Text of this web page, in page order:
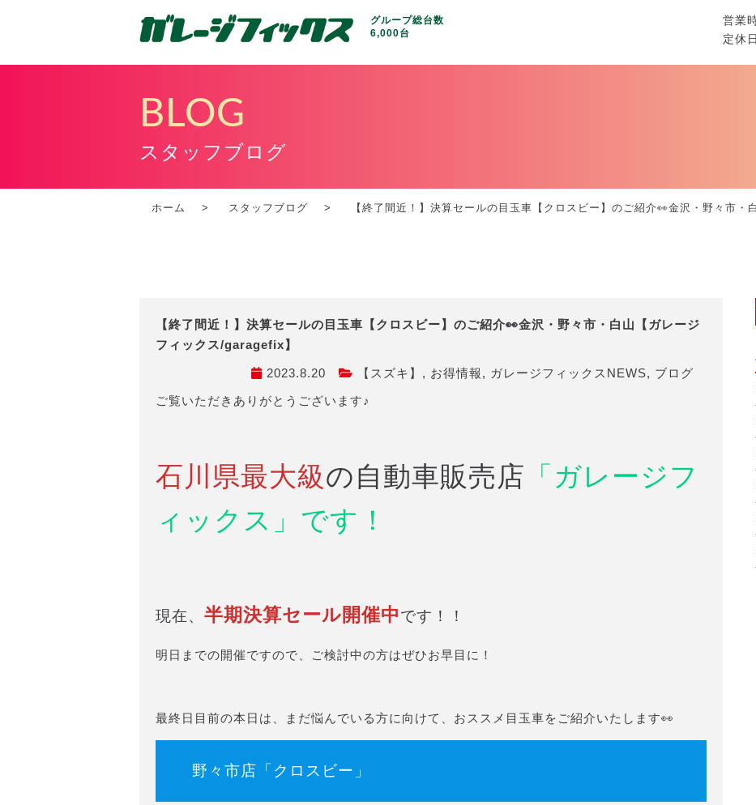
グループ総台数
6,000台
営業
定休
BLOG
スタッフブログ
ホーム スタッフブログ 【終了間近！】決算セールの目玉車【クロスビー】のご紹介👀金沢・野々市・
【終了間近！】決算セールの目玉車【クロスビー】のご紹介👀金沢・野々市・白山【ガレージ
フィックス/garagefix】
2023.8.20 【スズキ】 , お得情報, ガレージフィックスNEWS, ブログ
ご覧いただきありがとうございます♪
石川県最大級の自動車販売店 「ガレージフ
ィックス」です！
現在、 半期決算セール開催中です！！
明日までの開催ですので、ご検討中の方はぜひお早目に！
最終日目前の本日は、まだ悩んでいる方に向けて、おススメ目玉車をご紹介いたします👀
野々市店「クロスビー」